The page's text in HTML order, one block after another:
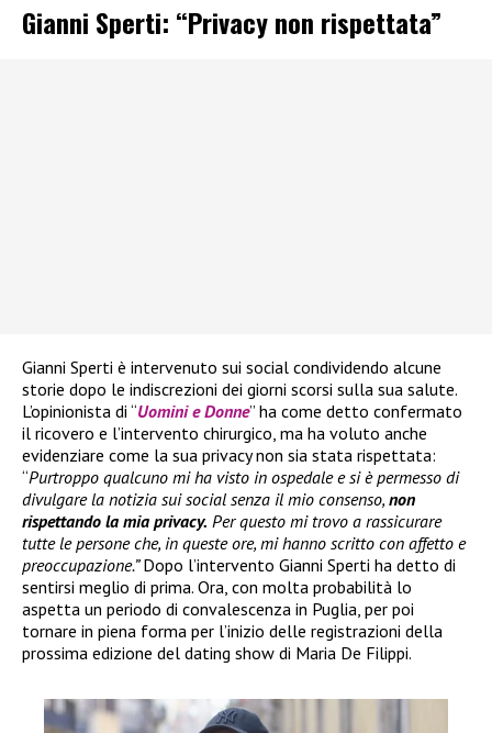
Gianni Sperti: “Privacy non rispettata”
Gianni Sperti è intervenuto sui social condividendo alcune
storie dopo le indiscrezioni dei giorni scorsi sulla sua salute.
L’opinionista di “Uomini e Donne” ha come detto confermato
il ricovero e l’intervento chirurgico, ma ha voluto anche
evidenziare come la sua privacy non sia stata rispettata:
“Purtroppo qualcuno mi ha visto in ospedale e si è permesso di
divulgare la notizia sui social senza il mio consenso, non
rispettando la mia privacy. Per questo mi trovo a rassicurare
tutte le persone che, in queste ore, mi hanno scritto con affetto e
preoccupazione.”Dopo l’intervento Gianni Sperti ha detto di
sentirsi meglio di prima. Ora, con molta probabilità lo
aspetta un periodo di convalescenza in Puglia, per poi
tornare in piena forma per l’inizio delle registrazioni della
prossima edizione del dating show di Maria De Filippi.